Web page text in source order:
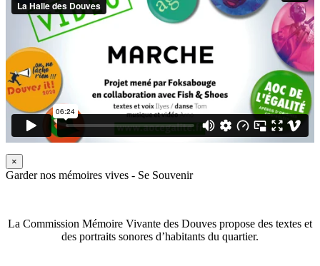
×
Garder nos mémoires vives - Se Souvenir
La Commission Mémoire Vivante des Douves propose des textes et
des portraits sonores d’habitants du quartier.